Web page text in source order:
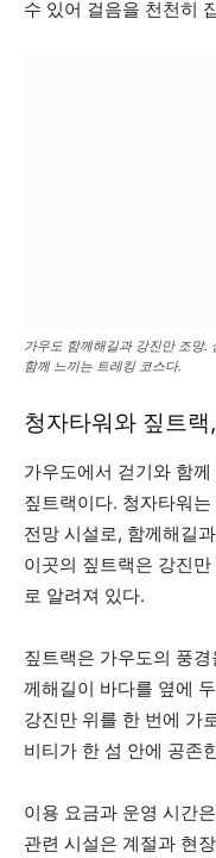
수 있어 걸음을 천천히
가우도 함께해길과 강진만 조망
함께 느끼는 트레킹 코스다.
청자타워와 짚트
가우도에서 걷기와 함
짚트랙이다. 청자타워
전망 시설로, 함께해길
이곳의 짚트랙은 강진
로 알려져 있다.
짚트랙은 가우도의 풍
께해길이 바다를 옆에
강진만 위를 한 번에 가
비티가 한 섬 안에 공존
이용 요금과 운영 시간
관련 시설은 계절과 현